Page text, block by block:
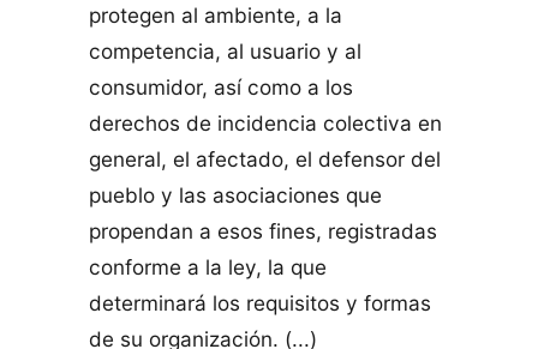
protegen al ambiente, a la
competencia, al usuario y al
consumidor, así como a los
derechos de incidencia colectiva en
general, el afectado, el defensor del
pueblo y las asociaciones que
propendan a esos fines, registradas
conforme a la ley, la que
determinará los requisitos y formas
de su organización. (...)